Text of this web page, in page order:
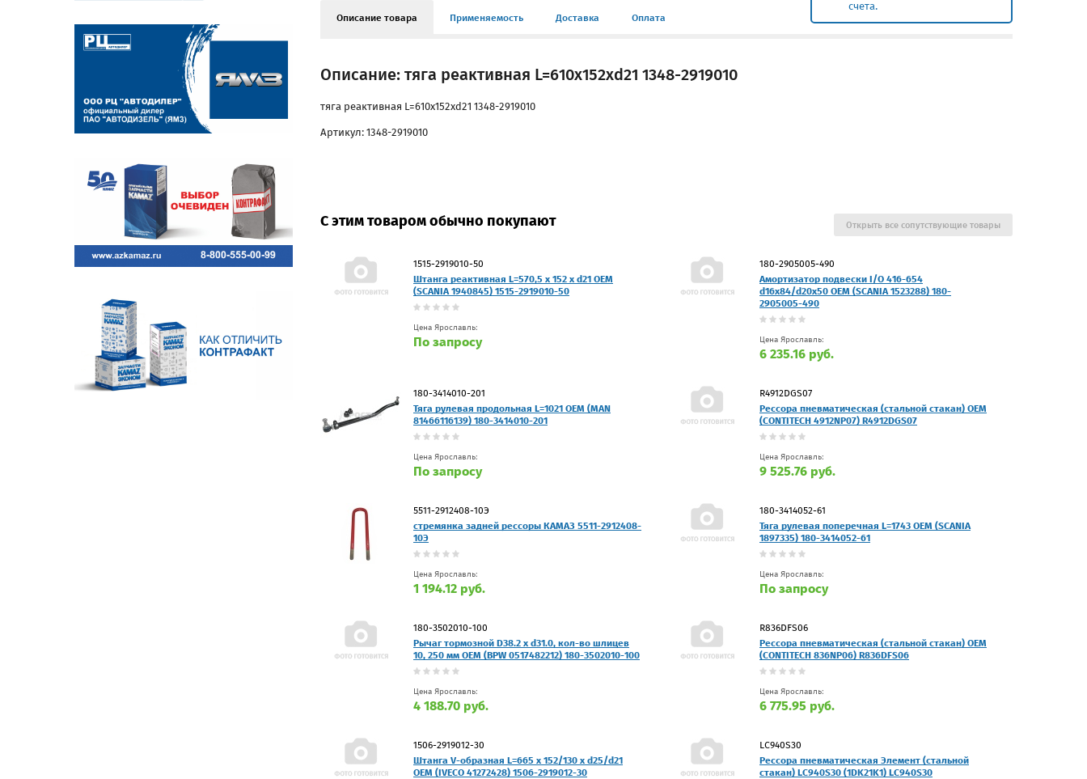
счета.
Описание товара Применяемость Доставка Оплата
Описание: тяга реактивная L=610x152xd21 1348-2919010
тяга реактивная L=610x152xd21 1348-2919010
Артикул: 1348-2919010
С этим товаром обычно покупают
1515-2919010-50
Штанга реактивная L=570,5 x 152 x d21 OEM
(SCANIA 1940845) 1515-2919010-50
Цена Ярославль:
По запросу
180-2905005-490
Амортизатор подвески I/O 416-654
d16x84/d20x50 OEM (SCANIA 1523288) 180-
2905005-490
Цена Ярославль:
6 235.16 руб.
180-3414010-201
Тяга рулевая продольная L=1021 OEM (MAN
81466116139) 180-3414010-201
Цена Ярославль:
По запросу
R4912DGS07
Рессора пневматическая (стальной стакан) OEM
(CONTITECH 4912NP07) R4912DGS07
Цена Ярославль:
9 525.76 руб.
5511-2912408-10Э
стремянка задней рессоры КАМАЗ 5511-2912408-
10Э
Цена Ярославль:
1 194.12 руб.
180-3414052-61
Тяга рулевая поперечная L=1743 OEM (SCANIA
1897335) 180-3414052-61
Цена Ярославль:
По запросу
180-3502010-100
Рычаг тормозной D38.2 x d31.0, кол-во шлицев
10, 250 мм OEM (BPW 0517482212) 180-3502010-100
Цена Ярославль:
4 188.70 руб.
R836DFS06
Рессора пневматическая (стальной стакан) OEM
(CONTITECH 836NP06) R836DFS06
Цена Ярославль:
6 775.95 руб.
1506-2919012-30
Штанга V-образная L=665 x 152/130 x d25/d21
OEM (IVECO 41272428) 1506-2919012-30
LC940S30
Рессора пневматическая Элемент (стальной
стакан) LC940S30 (1DK21K1) LC940S30
Открыть все сопутствующие товары